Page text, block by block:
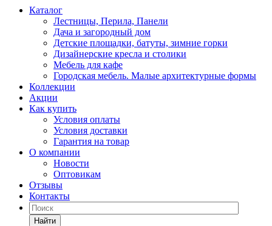
Каталог
Лестницы, Перила, Панели
Дача и загородный дом
Детские площадки, батуты, зимние горки
Дизайнерские кресла и столики
Мебель для кафе
Городская мебель. Малые архитектурные формы
Коллекции
Акции
Как купить
Условия оплаты
Условия доставки
Гарантия на товар
О компании
Новости
Оптовикам
Отзывы
Контакты
Найти